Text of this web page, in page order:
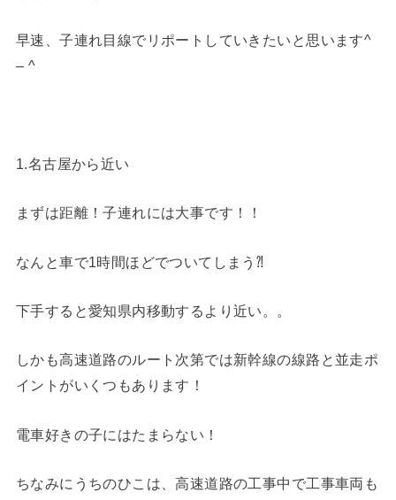
早速、子連れ目線でリポートしていきたいと思います^
– ^
1.名古屋から近い
まずは距離！子連れには大事です！！
なんと車で1時間ほどでついてしまう⁈
下手すると愛知県内移動するより近い。。
しかも高速道路のルート次第では新幹線の線路と並走ポ
イントがいくつもあります！
電車好きの子にはたまらない！
ちなみにうちのひこは、高速道路の工事中で工事車両も